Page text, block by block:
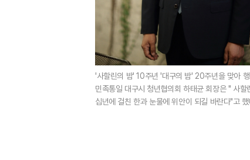
'사할린의 밤' 10주년 '대구의 밤' 20주년을 맞아
민족통일 대구시 청년협의회 하태균 회장은 " 사할
십년에 걸친 한과 눈물에 위안이 되길 바란다"고 했